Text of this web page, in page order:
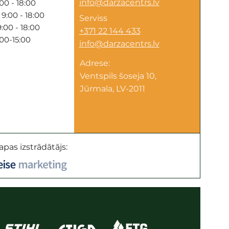
- 18:00
- 18:00
- 18:00
15:00
info@darzacentrs.lv
Serviss
+371 22 144 433
info@darzacentrs.lv
Adrese:
Ventspils šoseja 10,
Jūrmala, LV-2011
izstrādātājs: